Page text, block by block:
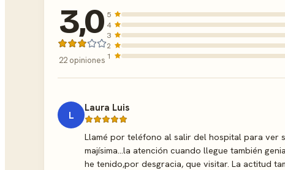
3,0
22 opiniones
5
4
3
2
1
L
Laura Luis
Llamé por teléfono al salir del hospital para ver
majísima...la atención cuando llegue también
he tenido,por desgracia, que visitar. La actitud